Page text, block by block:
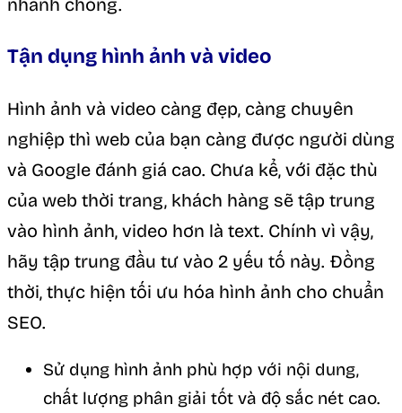
nhanh chóng.
Tận dụng hình ảnh và video
Hình ảnh và video càng đẹp, càng chuyên
nghiệp thì web của bạn càng được người dùng
và Google đánh giá cao. Chưa kể, với đặc thù
của web thời trang, khách hàng sẽ tập trung
vào hình ảnh, video hơn là text. Chính vì vậy,
hãy tập trung đầu tư vào 2 yếu tố này. Đồng
thời, thực hiện tối ưu hóa hình ảnh cho chuẩn
SEO.
Sử dụng hình ảnh phù hợp với nội dung,
chất lượng phân giải tốt và độ sắc nét cao.